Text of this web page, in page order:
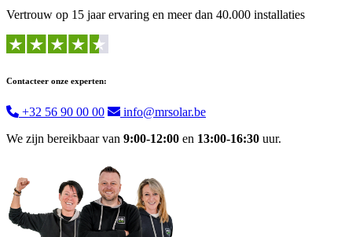
Vertrouw op 15 jaar ervaring en meer dan 40.000 installaties
Contacteer onze experten:
+32 56 90 00 00
info@mrsolar.be
We zijn bereikbaar van 9:00-12:00 en 13:00-16:30 uur.